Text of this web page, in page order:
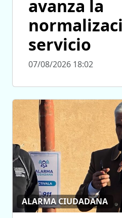
avanza la
servicio
07/08/2026 18:02
ALARMA CIUDADANA